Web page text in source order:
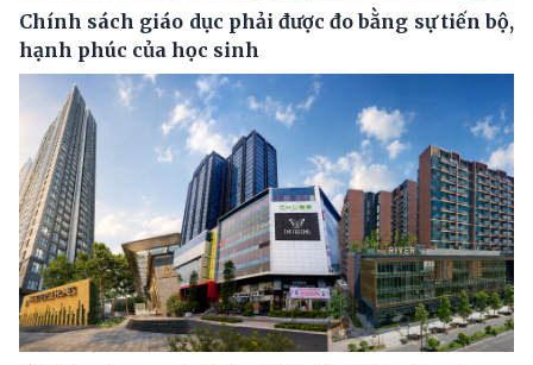
Chính sách giáo dục phải được đo bằng sự tiến bộ,
hạnh phúc của học sinh